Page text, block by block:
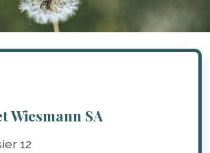
Wiesmann SA
12